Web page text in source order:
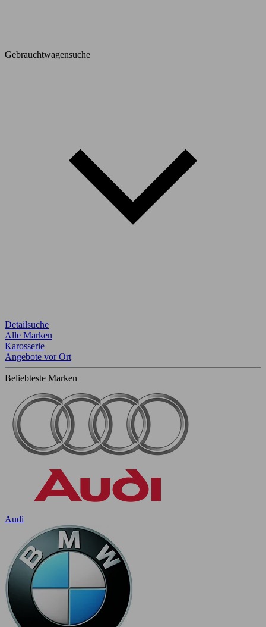
Gebrauchtwagensuche
Detailsuche
Alle Marken
Karosserie
Angebote vor Ort
Beliebteste Marken
Audi